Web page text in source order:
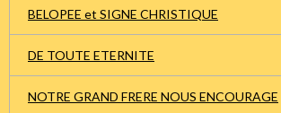
BELOPEE et SIGNE CHRISTIQUE
DE TOUTE ETERNITE
NOTRE GRAND FRERE NOUS ENCOURAGE